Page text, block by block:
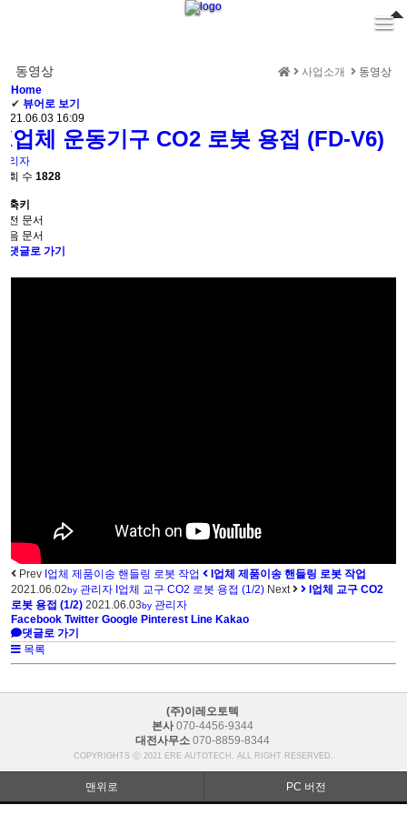
메뉴 건너뛰기
동영상 사업소개
동영상
Home
✔ 뷰어로 보기
16:09
업체 운동기구 CO2 로봇 용접 (FD-V6)
리자
회 수 1828
축키
전 문서
음 문서
댓글로 가기
Prev I업체 제품이송 핸들링 로봇 작업
I업체 제품이송 핸들링 로봇 작업
2021.06.02by 관리자 I업체 교구 CO2 로봇 용접 (1/2) Next
I업체 교구 CO2
로봇 용접 (1/2) 2021.06.03by 관리자
Facebook Twitter Google Pinterest Line Kakao
댓글로 가기
목록
(주)이레오토텍
본사 070-4456-9344
대전사무소 070-8859-8344
COPYRIGHTS ⓒ 2021 ERE AUTOTECH. ALL RIGHT RESERVED.
맨위로 PC 버전